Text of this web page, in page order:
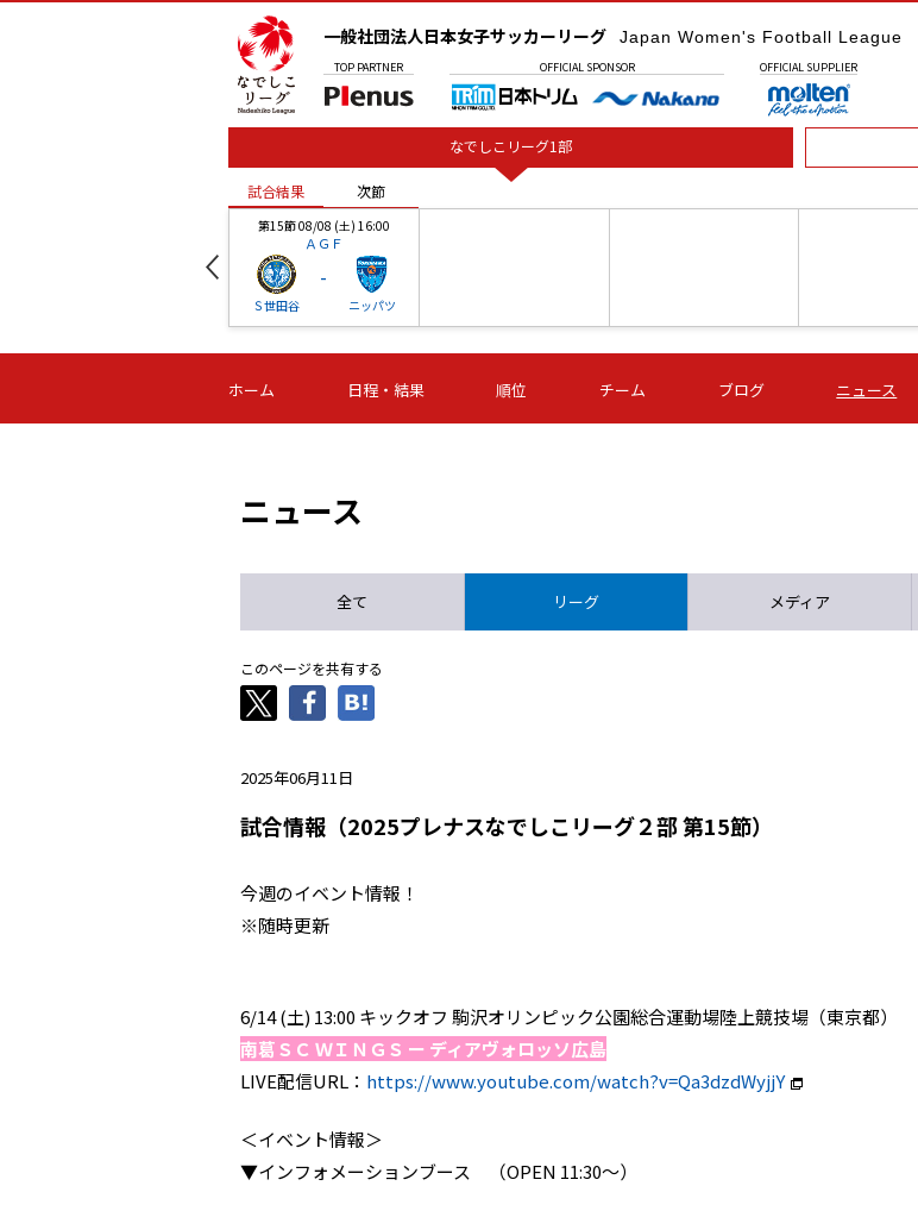
一般社団法人日本女子サッカーリーグ Japan Women's Football League
TOP PARTNER OFFICIAL SPONSOR OFFICIAL SUPPLIER
なでしこリーグ1部
試合結果 次節
第15節 08/08 (土) 16:00
ＡＧＦ
Ｓ世田谷
-
ニッパツ
-
第16節 09/05 (土) 15:00
ニッパツ
-
第16節 09/05 (土) 15:00
石人の星
-
第16節 09/05 (土) 16:00
ＡＧＦ
-
いちご
-
試合結果 次節
ホーム 日程・結果 順位 チーム ブログ ニュース
ニュース
全て リーグ メディア
このページを共有する
2025年06月11日
試合情報（2025プレナスなでしこリーグ２部 第15節）
今週のイベント情報！
※随時更新
6/14 (土) 13:00 キックオフ 駒沢オリンピック公園総合運動場陸上競技場（東京都）
南葛ＳＣ ＷＩＮＧＳ ー ディアヴォロッソ広島
LIVE配信URL： https://www.youtube.com/watch?v=Qa3dzdWyjjY
＜イベント情報＞
▼インフォメーションブース （OPEN 11:30～）